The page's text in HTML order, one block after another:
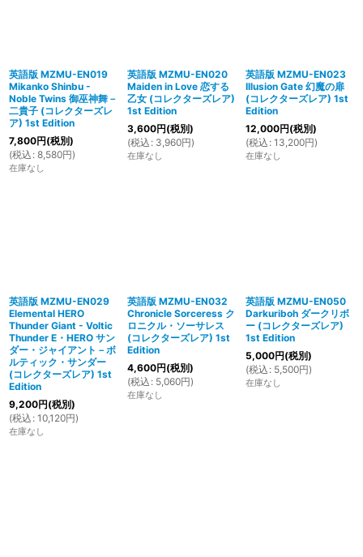
英語版 MZMU-EN019
Mikanko Shinbu -
Noble Twins 御巫神舞－
二貴子 (コレクターズレ
ア) 1st Edition
7,800円(税別)
(税込 : 8,580円)
在庫なし
英語版 MZMU-EN020
Maiden in Love 恋する
乙女 (コレクターズレア)
1st Edition
3,600円(税別)
(税込 : 3,960円)
在庫なし
英語版 MZMU-EN023
Illusion Gate 幻魔の扉
(コレクターズレア) 1st
Edition
12,000円(税別)
(税込 : 13,200円)
在庫なし
英語版 MZMU-EN029
Elemental HERO
Thunder Giant - Voltic
Thunder E・HERO サン
ダー・ジャイアント－ボ
ルティック・サンダー
(コレクターズレア) 1st
Edition
9,200円(税別)
(税込 : 10,120円)
在庫なし
英語版 MZMU-EN032
Chronicle Sorceress ク
ロニクル・ソーサレス
(コレクターズレア) 1st
Edition
4,600円(税別)
(税込 : 5,060円)
在庫なし
英語版 MZMU-EN050
Darkuriboh ダークリボ
ー (コレクターズレア)
1st Edition
5,000円(税別)
(税込 : 5,500円)
在庫なし